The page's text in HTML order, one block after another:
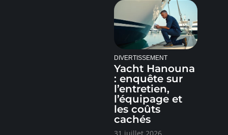
DIVERTISSEMENT
Yacht Hanouna
: enquête sur
l’entretien,
l’équipage et
les coûts
cachés